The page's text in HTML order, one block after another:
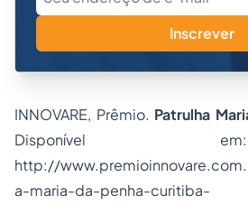
Inscrever
INNOVARE, Prêmio. Patrulha
http://
a-maria-da-penha-curitiba-